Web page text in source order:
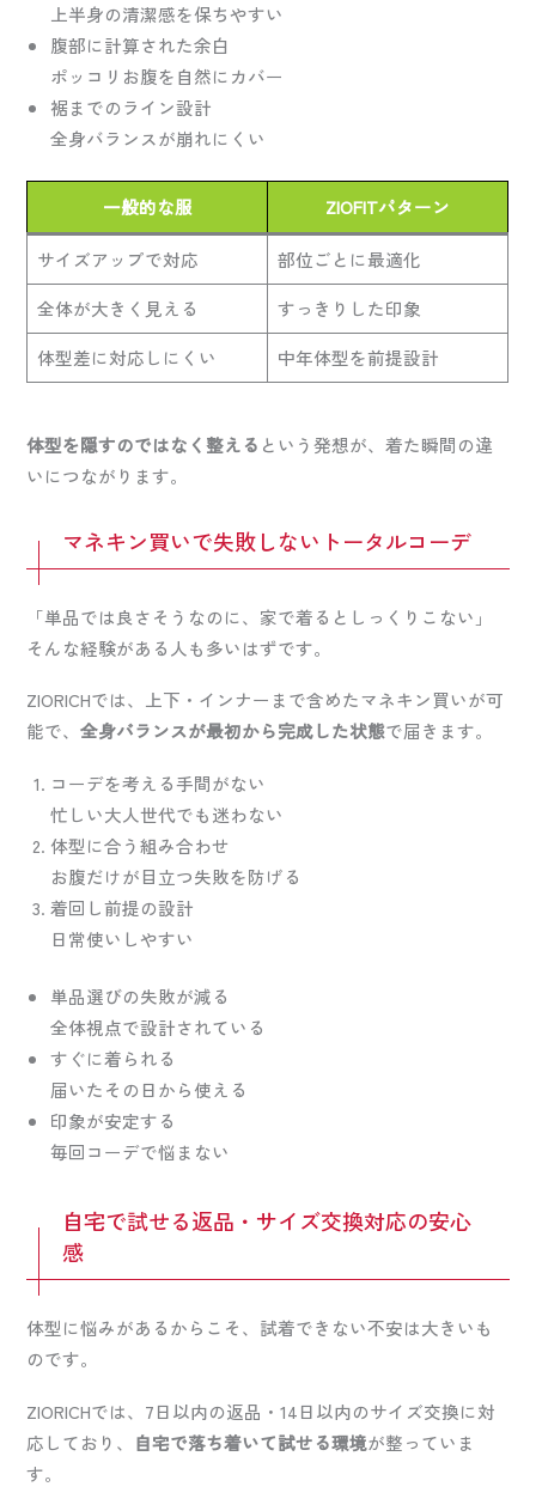
上半身の清潔感を保ちやすい
腹部に計算された余白
ポッコリお腹を自然にカバー
裾までのライン設計
全身バランスが崩れにくい
一般的な服 ZIOFITパターン
サイズアップで対応
部位ごとに最適化
全体が大きく見える
すっきりした印象
体型差に対応しにくい
中年体型を前提設計
体型を隠すのではなく整える という発想が、着た瞬間の違
いにつながります。
マネキン買いで失敗しないトータルコーデ
「単品では良さそうなのに、家で着るとしっくりこない」
そんな経験がある人も多いはずです。
ZIORICHでは、上下・インナーまで含めたマネキン買いが可
能で、全身バランスが最初から完成した状態で届きます。
コーデを考える手間がない
忙しい大人世代でも迷わない
体型に合う組み合わせ
お腹だけが目立つ失敗を防げる
着回し前提の設計
日常使いしやすい
単品選びの失敗が減る
全体視点で設計されている
すぐに着られる
届いたその日から使える
印象が安定する
毎回コーデで悩まない
自宅で試せる返品・サイズ交換対応の安心
感
体型に悩みがあるからこそ、試着できない不安は大きいも
のです。
ZIORICHでは、7日以内の返品・14日以内のサイズ交換に対
応しており、 自宅で落ち着いて試せる環境が整っていま
す。